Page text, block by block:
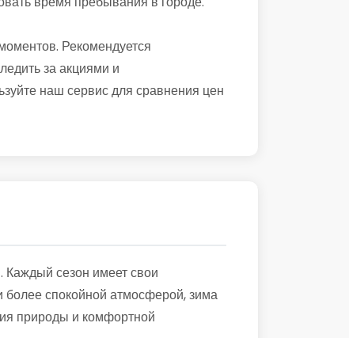
Рекомендуется
за акциями и
наш сервис для сравнения цен
сезон имеет свои
более спокойной атмосферой, зима
природы и комфортной